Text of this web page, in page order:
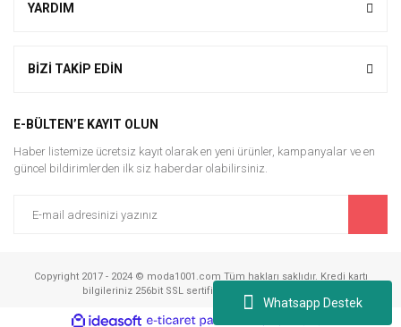
Whatsapp Destek
YARDIM
BİZİ TAKİP EDİN
E-BÜLTEN’E KAYIT OLUN
Haber listemize ücretsiz kayıt olarak en yeni ürünler, kampanyalar ve en
güncel bildirimlerden ilk siz haberdar olabilirsiniz.
Copyright 2017 - 2024 © moda1001.com Tüm hakları saklıdır. Kredi kartı
bilgileriniz 256bit SSL sertifikası ile korunmaktadır.
ideasoft